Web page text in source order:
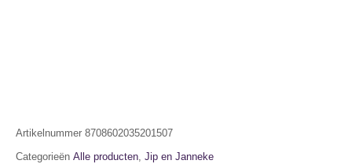
Artikelnummer 8708602035201507
Categorieën Alle producten, Jip en Janneke